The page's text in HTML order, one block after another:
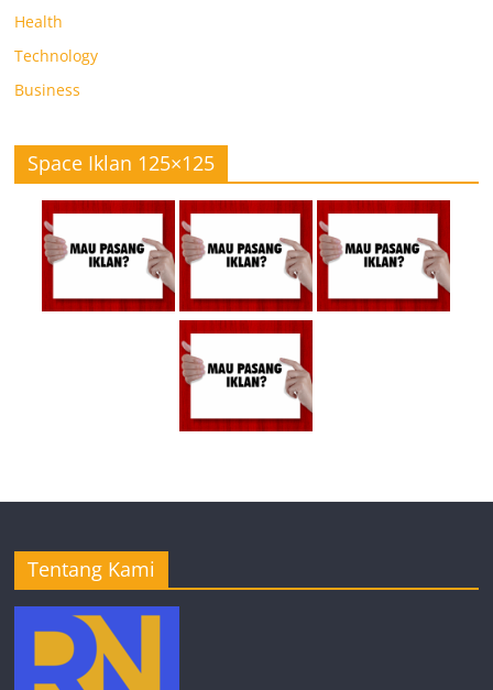
Health
Technology
Business
Space Iklan 125×125
Tentang Kami